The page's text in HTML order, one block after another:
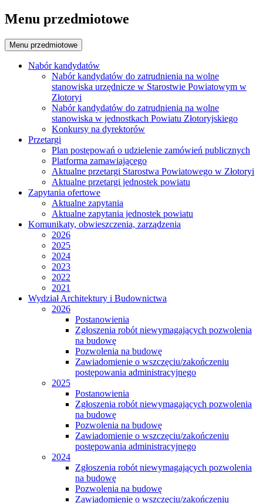
Menu przedmiotowe
Menu przedmiotowe
Nabór kandydatów
Nabór kandydatów do zatrudnienia na wolne
stanowiska urzędnicze w Starostwie Powiatowym w
Złotoryi
Nabór kandydatów do zatrudnienia na wolne
stanowiska w jednostkach Powiatu Złotoryjskiego
Konkursy na dyrektorów
Przetargi
Plan postępowań o udzielenie zamówień publicznych
Platforma zamawiającego
Aktualne przetargi Starostwa Powiatowego w Złotoryi
Aktualne przetargi jednostek powiatu
Zapytania ofertowe
Aktualne zapytania
Aktualne zapytania jednostek powiatu
Komunikaty, obwieszczenia, zarządzenia
2026
2025
2024
2023
2022
2021
Wydział Architektury i Budownictwa
2026
Postanowienia
Zgłoszenia robót niewymagających pozwolenia
na budowę
Pozwolenia na budowę
Zawiadomienie o wszczęciu/zakończeniu
postępowania administracyjnego
2025
Postanowienia
Zgłoszenia robót niewymagających pozwolenia
na budowę
Pozwolenia na budowę
Zawiadomienie o wszczęciu/zakończeniu
postępowania administracyjnego
2024
Zgłoszenia robót niewymagających pozwolenia
na budowę
Pozwolenia na budowę
Zawiadomienie o wszczęciu/zakończeniu